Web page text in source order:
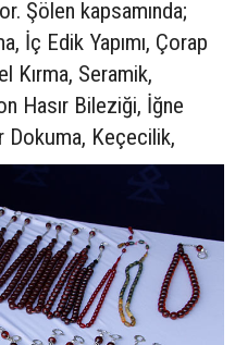
Şölen kapsamında;
İç Edik Yapımı, Çorap
Kırma, Seramik,
Hasır Bileziği, İğne
Dokuma, Keçecilik,